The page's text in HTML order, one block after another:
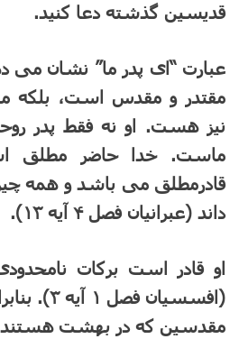
قدیسین گذشته دعا کنید.
عبارت “ای پدر ما” نشان می
مقتدر و مقدس است، بلکه
نیز هست. او نه فقط پدر
ماست. خدا حاضر مطلق
قادرمطلق می باشد و همه
داند (عبرانیان فصل ۴ آیه ۱۳).
او قادر است برکات
(افسسیان
مقدسین که در بهشت